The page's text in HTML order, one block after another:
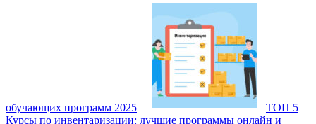
обучающих программ 2025
ТОП 5
Курсы по инвентаризации: лучшие программы онлайн и